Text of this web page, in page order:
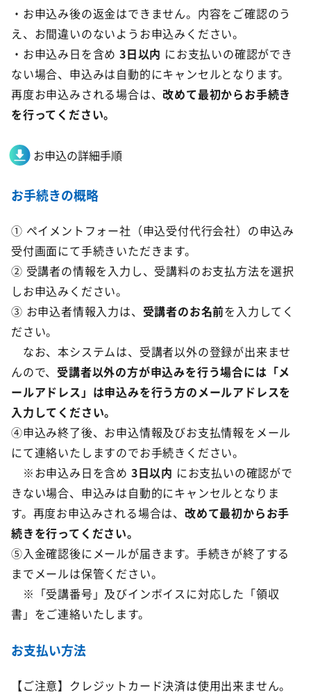
・お申込み後の返金はできません。内容をご確認のう
え、お間違いのないようお申込みください。
・お申込み日を含め3日以内 にお支払いの確認ができ
ない場合、申込みは自動的にキャンセルとなります。
再度お申込みされる場合は、 改めて最初からお手続き
を行ってください。
お申込の詳細手順
お手続きの概略
① ペイメントフォー社（申込受付代行会社）の申込み
受付画面にて手続きいただきます。
② 受講者の情報を入力し、受講料のお支払方法を選択
しお申込みください。
③ お申込者情報入力は、 受講者のお名前を入力してく
ださい。
なお、本システムは、受講者以外の登録が出来ませ
んので、 受講者以外の方が申込みを行う場合には「メ
ールアドレス」は申込みを行う方のメールアドレスを
入力してください。
④申込み終了後、お申込情報及びお支払情報をメール
にて連絡いたしますのでお手続きください。
※お申込み日を含め 3日以内 にお支払いの確認がで
きない場合、申込みは自動的にキャンセルとなりま
す。再度お申込みされる場合は、 改めて最初からお手
続きを行ってください。
⑤入金確認後にメールが届きます。手続きが終了する
までメールは保管ください。
※「受講番号」及びインボイスに対応した「領収
書」をご連絡いたします。
お支払い方法
【ご注意】クレジットカード決済は使用出来ません。